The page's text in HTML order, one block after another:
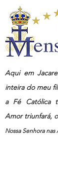
Aqui em
inteira do meu
a Fé Católica
Amor triunfará,
Nossa Senhora nas